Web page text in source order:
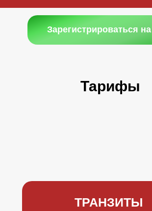
Зарегистрироваться
ТРАНЗИТЫ
Тарифы